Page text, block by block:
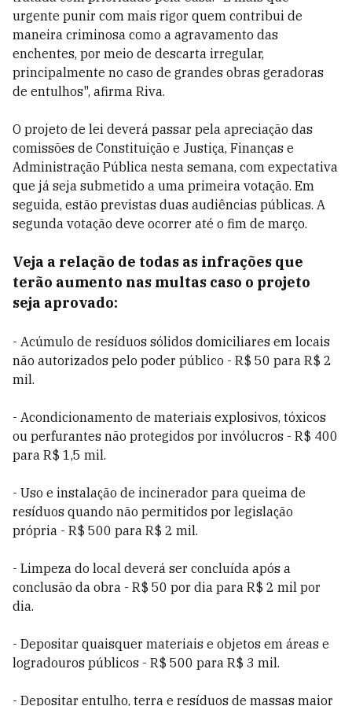
urgente punir com mais rigor quem contribui de
maneira criminosa como a agravamento das
enchentes, por meio de descarta irregular,
principalmente no caso de grandes obras geradoras
de entulhos", afirma Riva.
O projeto de lei deverá passar pela apreciação das
comissões de Constituição e Justiça, Finanças e
Administração Pública nesta semana, com expectativa
que já seja submetido a uma primeira votação. Em
seguida, estão previstas duas audiências públicas. A
segunda votação deve ocorrer até o fim de março.
Veja a relação de todas as infrações que
terão aumento nas multas caso o projeto
seja aprovado:
- Acúmulo de resíduos sólidos domiciliares em locais
não autorizados pelo poder público - R$ 50 para R$ 2
mil.
- Acondicionamento de materiais explosivos, tóxicos
ou perfurantes não protegidos por invólucros - R$ 400
para R$ 1,5 mil.
- Uso e instalação de incinerador para queima de
resíduos quando não permitidos por legislação
própria - R$ 500 para R$ 2 mil.
- Limpeza do local deverá ser concluída após a
conclusão da obra - R$ 50 por dia para R$ 2 mil por
dia.
- Depositar quaisquer materiais e objetos em áreas e
logradouros públicos - R$ 500 para R$ 3 mil.
- Depositar entulho, terra e resíduos de massas maior